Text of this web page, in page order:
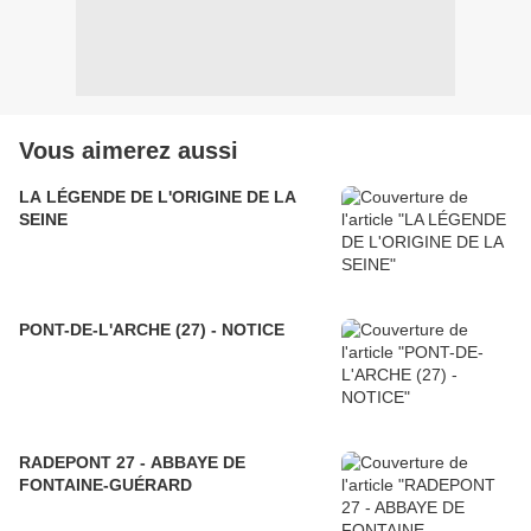
Vous aimerez aussi
LA LÉGENDE DE L'ORIGINE DE LA
SEINE
PONT-DE-L'ARCHE (27) - NOTICE
RADEPONT 27 - ABBAYE DE
FONTAINE-GUÉRARD